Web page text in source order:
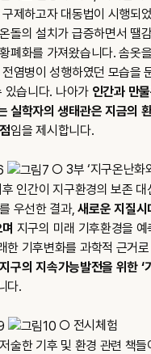
제하고자 대동법이 시행되
돌의 설치가 급증하면서 땔
폐화를 가져왔습니다. 솜옷
염병이 성행하였던 모습을
있습니다. 나아가 인간과 만
실학자의 생태관은 지금의
임을 제시합니다.
○ 3부 ‘지구온난화
후 인간이 지구환경의 보존
우선한 결과,새로운 지질시
지구의 미래 기후환경을 예
한 기후변화를 과학적 근거
지구의 지속가능발전을 위한 ‘
다.
○ 전시체험
술한 기후 및 환경 관련 책들